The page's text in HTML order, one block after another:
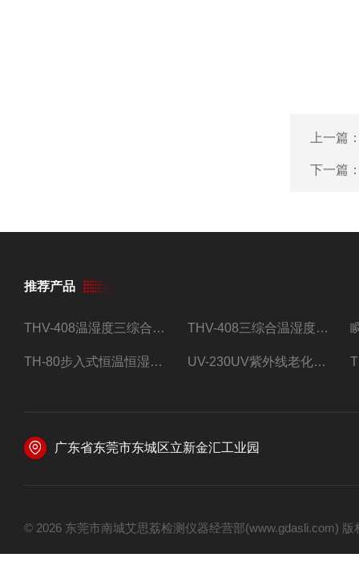
上一篇
下一篇
推荐产品
THV-408温湿度三综合试验箱 THV-408三综合温湿度振动试验箱
TH-80步入式恒温恒湿试验房 UV-230UV紫外线老化试验箱
广东省东莞市东城区立新金汇工业园
© 2026 东莞市南城艾思荔检测仪器经营部(www.gdasli.com)